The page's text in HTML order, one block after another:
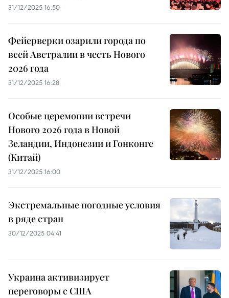
31/12/2025 16:50
Фейерверки озарили города по
всей Австралии в честь Нового
2026 года
31/12/2025 16:28
Особые церемонии встречи
Нового 2026 года в Новой
Зеландии, Индонезии и Гонконге
(Китай)
31/12/2025 16:00
Экстремальные погодные условия
в ряде стран
30/12/2025 04:41
Украина активизирует
переговоры с США